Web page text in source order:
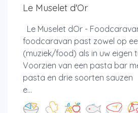
Le Muselet d'Or
Le Muselet dOr -
foodcaravan past zowel op
(muziek/food) als in uw eigen
Voorzien van een pasta bar
pasta en drie soorten sauzen
e...